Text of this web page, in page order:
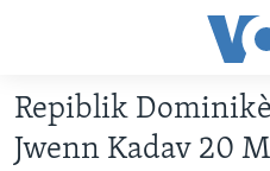
Skip
to
main
AYITI
Repiblik
Jwenn Kadav 20